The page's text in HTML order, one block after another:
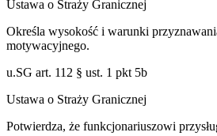
Ustawa o Straży Granicznej
Określa wysokość i warunki
motywacyjnego.
u.SG art. 112 § ust. 1 pkt 5b
Ustawa o Straży Granicznej
Potwierdza, że funkcjonariuszowi